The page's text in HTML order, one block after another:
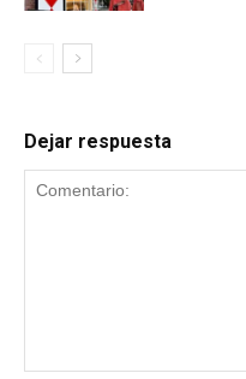
Dejar respuesta